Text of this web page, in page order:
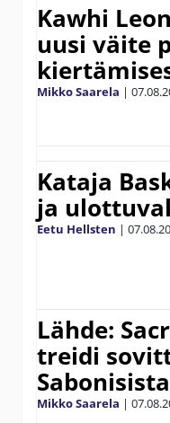
Kawhi
uusi väite
Mikko Saarela |
Kataja
ja
Eetu Hellsten |
Lähde:
treidi
Sabonisista
Mikko Saarela |